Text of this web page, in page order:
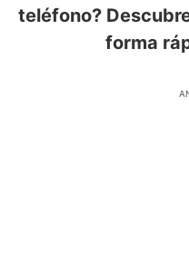
teléfono?
forma